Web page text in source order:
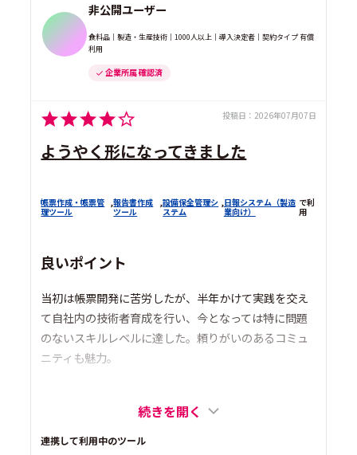
非公開ユーザー
食料品｜製造・生産技術｜1000人以上｜導入決定者｜契約タイプ 有償
利用
企業所属 確認済
投稿日： 2026年07月07日
ようやく形になってきました
帳票作成・帳票管
理ツール
,報告書作成
ツール
,設備保全管理シ
ステム
,日報システム（製造
業向け）
で利
用
良いポイント
当初は帳票開発に苦労したが、半年かけて実践を交え
て自社内の技術者育成を行い、今となっては特に問題
のないスキルレベルに達した。頼りがいのあるコミュ
ニティも魅力。
続きを開く
連携して利用中のツール